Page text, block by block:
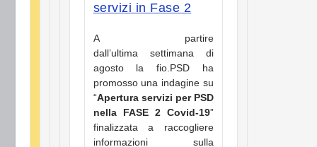
servizi in Fase 2
A partire
dall’ultima settimana di
agosto la fio.PSD ha
promosso una indagine su
“Apertura servizi per PSD
nella FASE 2 Covid-19”
finalizzata a raccogliere
informazioni sulla